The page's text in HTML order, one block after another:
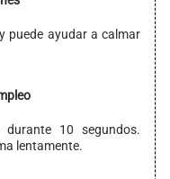
puede ayudar a calmar
10 segundos.
lentamente.